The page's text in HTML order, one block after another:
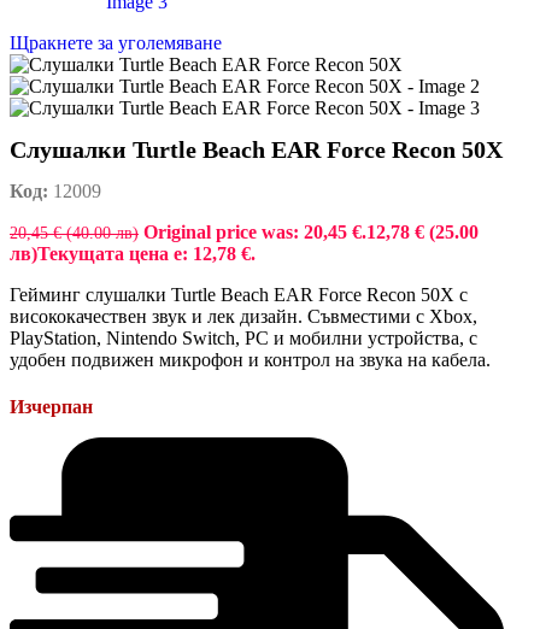
Щракнете за уголемяване
Слушалки Turtle Beach EAR Force Recon 50X
Код: 12009
20,45 € (40.00 лв) Original price was: 20,45 €.12,78 € (25.00
лв)Текущата цена е: 12,78 €.
Гейминг слушалки Turtle Beach EAR Force Recon 50X с
висококачествен звук и лек дизайн. Съвместими с Xbox,
PlayStation, Nintendo Switch, PC и мобилни устройства, с
удобен подвижен микрофон и контрол на звука на кабела.
Изчерпан